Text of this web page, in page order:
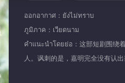
ออกอากาศ： ยังไม่ทราบ
ภูมิภาค： เวียดนาม
คำแนะนำโดยย่อ：这部短剧围绕
人。讽刺的是，嘉明完全没有认